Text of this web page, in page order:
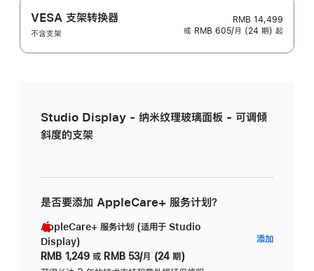
VESA 支架转换器
不含支架
RMB 14,499
或 RMB 605/月 (24 期) 起
Studio Display - 纳米纹理玻璃面板 - 可调倾
斜度的支架
是否要添加 AppleCare+ 服务计划？
AppleCare+ 服务计划 (适用于 Studio
Display)
RMB 1,249 或 RMB 53/月 (24 期)
添加